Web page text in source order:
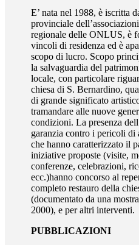
E’ nata nel 1988, è iscritta
provinciale
regionale delle ONLUS, è
vincoli di residenza ed è
scopo di lucro. Scopo
la salvaguardia del
locale, con particolare
chiesa di S. Bernardino,
di grande significato
tramandare alle nuove
condizioni. La presenza
garanzia contro i pericoli di
che hanno caratterizzato il
iniziative proposte (visite,
conferenze, celebrazioni,
ecc.)hanno concorso al
completo restauro della
(documentato da una
2000), e per altri interventi.
PUBBLICAZIONI